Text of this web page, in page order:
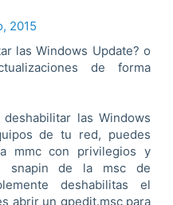
2015
las Windows Update? o
de forma
las Windows
de tu red, puedes
mmc con privilegios y
snapin de la msc de
deshabilitas el
abrir un gpedit.msc para